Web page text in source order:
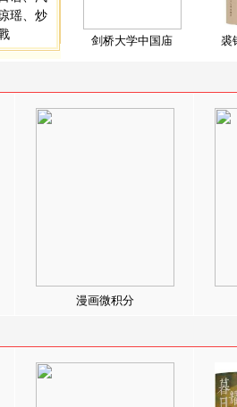
瑶
炒
剑桥大学中国庙 裘
漫画微积分